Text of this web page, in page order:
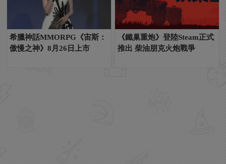
希臘神話MMORPG《宙斯：
傲慢之神》8月26日上市
《鐵巢重炮》登陸Steam正式
推出 柴油朋克火炮戰爭